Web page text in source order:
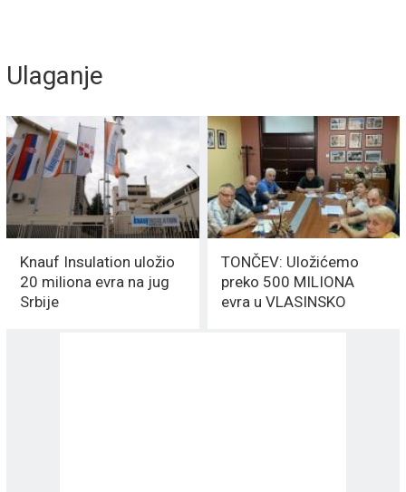
Ulaganje
Knauf Insulation uložio
20 miliona evra na jug
Srbije
TONČEV: Uložićemo
preko 500 MILIONA
evra u VLASINSKO